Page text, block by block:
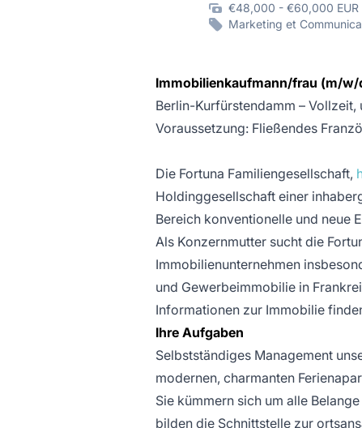
€48,000 - €60,000 EUR
Marketing et
Immobilienkaufmann/frau (m/w/
Berlin-Kurfürstendamm – Vollzeit,
Voraussetzung: Fließendes
Die Fortuna Familiengesellschaft,
Holdinggesellschaft einer
Bereich konventionelle und neue
Als Konzernmutter sucht die
Immobilienunternehmen
und Gewerbeimmobilie in
Informationen zur Immobilie
Ihre Aufgaben
Selbstständiges Management
modernen, charmanten
Sie kümmern sich um alle
bilden die Schnittstelle zur